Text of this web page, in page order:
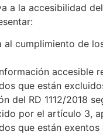
a la accesibilidad
al cumplimiento de
accesible
que están
del RD 1112/2018
por el artículo 3,
que están